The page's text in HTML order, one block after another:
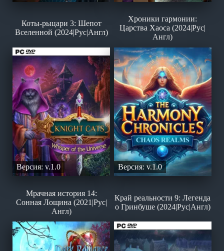
Коты-рыцари 3: Шепот
Вселенной (2024|Рус|Англ)
Версия: v.1.0
Хроники гармонии:
Царства Хаоса (2024|Рус|
Англ)
Версия: v.1.0
Мрачная история 14:
Сонная Лощина (2021|Рус|
Англ)
Край реальности 9: Легенда
о Гринбуше (2024|Рус|Англ)